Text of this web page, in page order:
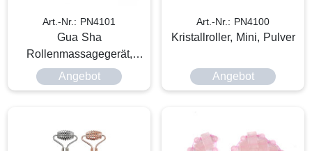
Art.-Nr.: PN4101
Gua Sha
Rollenmassagegerät,
Doppelende
Angebot
Art.-Nr.: PN4100
Kristallroller, Mini, Pulver
Angebot